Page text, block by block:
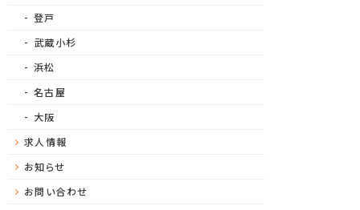
登戸
武蔵小杉
浜松
名古屋
大阪
求人情報
お知らせ
お問い合わせ